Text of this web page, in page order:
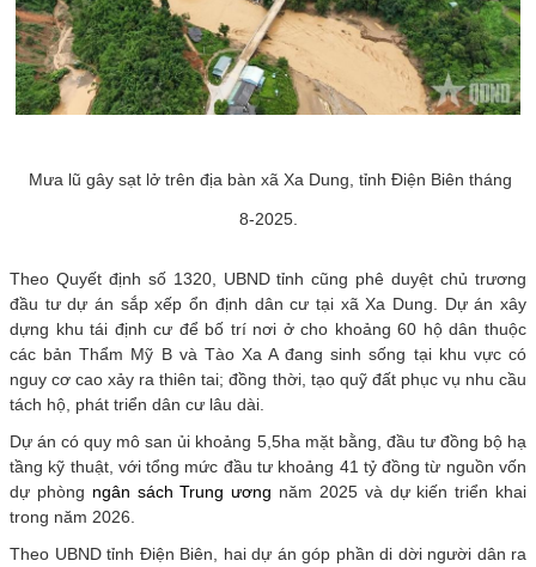
Mưa lũ gây sạt lở trên địa bàn xã Xa Dung, tỉnh Điện Biên tháng
8-2025.
Theo Quyết định số 1320, UBND tỉnh cũng phê duyệt chủ trương
đầu tư dự án sắp xếp ổn định dân cư tại xã Xa Dung. Dự án xây
dựng khu tái định cư để bố trí nơi ở cho khoảng 60 hộ dân thuộc
các bản Thẩm Mỹ B và Tào Xa A đang sinh sống tại khu vực có
nguy cơ cao xảy ra thiên tai; đồng thời, tạo quỹ đất phục vụ nhu cầu
tách hộ, phát triển dân cư lâu dài.
Dự án có quy mô san ủi khoảng 5,5ha mặt bằng, đầu tư đồng bộ hạ
tầng kỹ thuật, với tổng mức đầu tư khoảng 41 tỷ đồng từ nguồn vốn
dự phòng ngân sách Trung ương năm 2025 và dự kiến triển khai
trong năm 2026.
Theo UBND tỉnh Điện Biên, hai dự án góp phần di dời người dân ra